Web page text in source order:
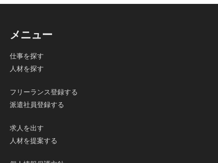
メニュー
仕事を探す
人材を探す
フリーランス登録する
派遣社員登録する
求人を出す
人材を提案する